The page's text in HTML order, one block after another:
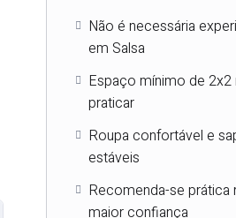
Não é necessária
em Salsa
Espaço mínimo de
praticar
Roupa confortável e
estáveis
Recomenda-se prática
maior confiança